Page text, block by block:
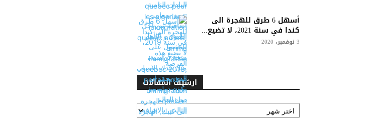
أسهل 6 طرق للهجرة الى
كندا في سنة 2021، لا تضيع...
3 نوفمبر، 2020
ارشيف المقالات
ارشيف
المقالات